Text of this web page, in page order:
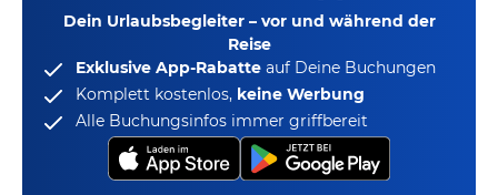
Dein Urlaubsbegleiter – vor und während der
Reise
Exklusive App-Rabatte auf Deine Buchungen
Komplett kostenlos, keine Werbung
Alle Buchungsinfos immer griffbereit